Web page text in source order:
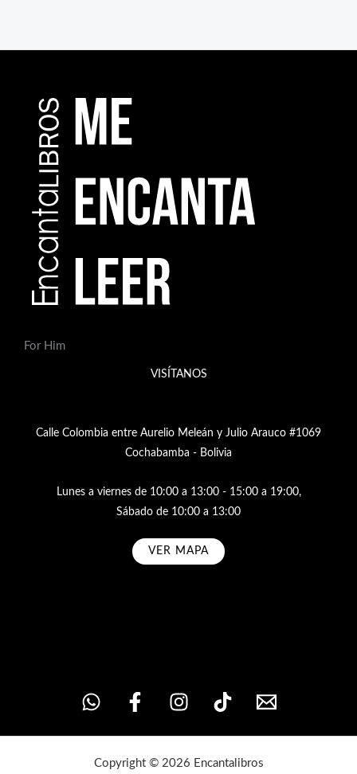
For Him
VISÍTANOS
Calle Colombia entre Aurelio Meleán y Julio Arauco #1069
Cochabamba - Bolivia
Lunes a viernes de 10:00 a 13:00 - 15:00 a 19:00,
Sábado de 10:00 a 13:00
VER MAPA
Copyright © 2026 Encantalibros